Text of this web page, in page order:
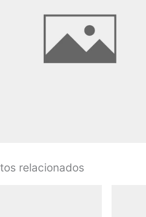
relacionados